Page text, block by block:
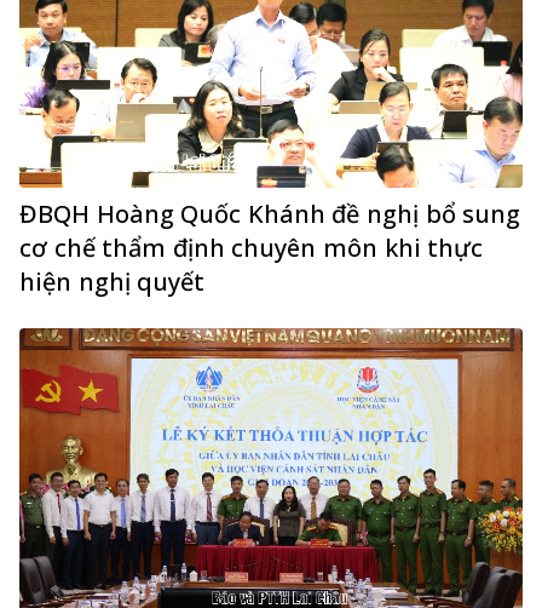
ĐBQH Hoàng Quốc Khánh đề nghị bổ sung
cơ chế thẩm định chuyên môn khi thực
hiện nghị quyết